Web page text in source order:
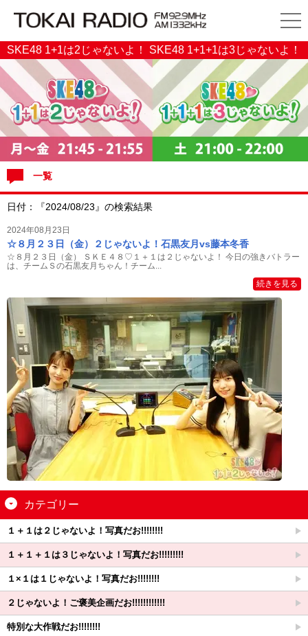
SKE48 1+1は2じゃないよ！ SKE48 1+1+1は3じゃないよ！
一覧
日付：『2024/08/23』の検索結果
2024年08月23日
☆８月２３日（金）２じゃないよ！石黒友月vs藤本冬香
☆８月２３日（金） ＳＫＥ４８♡１＋１は２じゃないよ！ 今日の強きバトラー
は、チームＳの石黒友月ちゃん！チーム...
続きを見る
カテゴリー
１＋１は２じゃないよ！写真だお!!!!!!!!
１＋１＋１は３じゃないよ！写真だお!!!!!!!!!
１×１は１じゃないよ！写真だお!!!!!!!!
２じゃないよ！ご褒美企画だお!!!!!!!!!!!!
特別な大作戦だお!!!!!!!!